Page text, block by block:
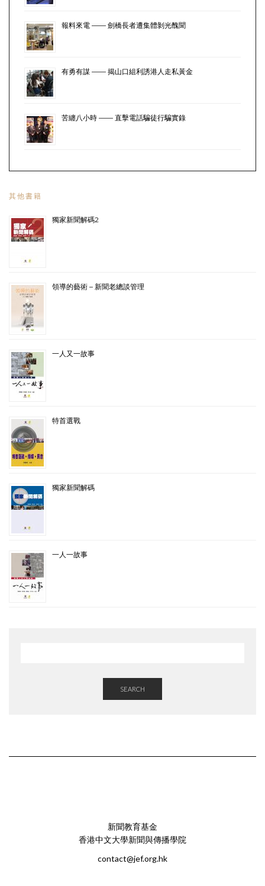
報料來電 —— 劍橋長者遭集體剝光醜聞
有勇有謀 —— 揭山口組利誘港人走私黃金
苦纏八小時 —— 直擊電話騙徒行騙實錄
其他書籍
獨家新聞解碼2
領導的藝術 – 新聞老總談管理
一人又一故事
特首選戰
獨家新聞解碼
一人一故事
SEARCH
新聞教育基金
香港中文大學新聞與傳播學院
contact@jef.org.hk